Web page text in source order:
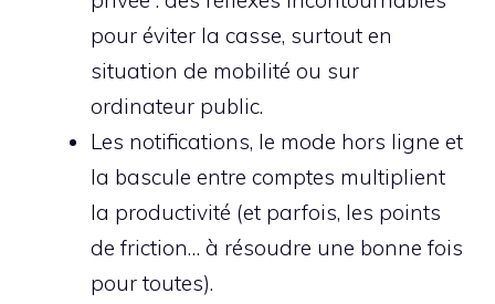
pour éviter la casse, surtout en
situation de mobilité ou sur
ordinateur public.
Les notifications, le mode hors ligne et
la bascule entre comptes multiplient
la productivité (et parfois, les points
de friction… à résoudre une bonne fois
pour toutes).